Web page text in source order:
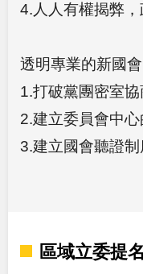
4.人人有權揭弊
透明專業的新國會
1.打破黨團密室
2.建立委員會中
3.建立國會聽證
區域立委提名